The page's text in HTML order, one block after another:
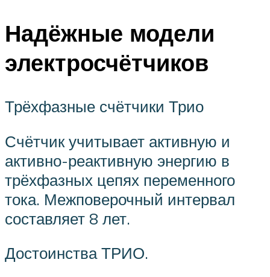
Надёжные модели
электросчётчиков
Трёхфазные счётчики Трио
Счётчик учитывает активную и
активно-реактивную энергию в
трёхфазных цепях переменного
тока. Межповерочный интервал
составляет 8 лет.
Достоинства ТРИО.